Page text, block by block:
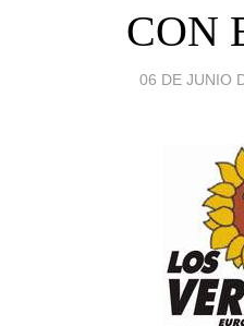
CON
06 DE JUNIO